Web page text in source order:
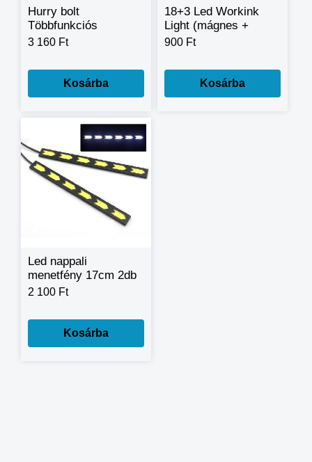
Hurry bolt
Többfunkciós
napelemes
3 160 Ft
Kosárba
18+3 Led Workink
Light (mágnes +
kampó)
900 Ft
Kosárba
Led nappali
menetfény 17cm 2db
2 100 Ft
Kosárba